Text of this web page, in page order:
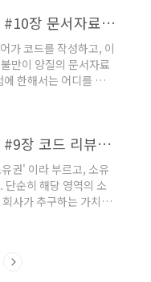
입되기 시작하면서 프
하는것 같다. 그만큼 배
갔기 때문에 테스트의
화가 확실하게 뿌리 내
를 작성하면 ..
구글 엔지니어는 이렇게 일한다 #10장 문서자료를 읽고
가 코드를 작성하고, 이
만이 양질의 문서자료
한해서는 어디를 가서
들어 봤다. 항상 문서
내용구글에서 문서자
에 통합하는 것이었습
를 작성하고 유지보수
jsdoc, postman,
다양해졌다.대다수의
화의 중요성을 인..
구글 엔지니어는 이렇게 일한다 #9장 코드 리뷰를 읽고
권' 이라 부르고, 소유
단순히 해당 영역의 소
사가 추구하는 가치가
'회사가 추구하는 가
서 이런식으로 방향을
게 된다. | 일부 내용구